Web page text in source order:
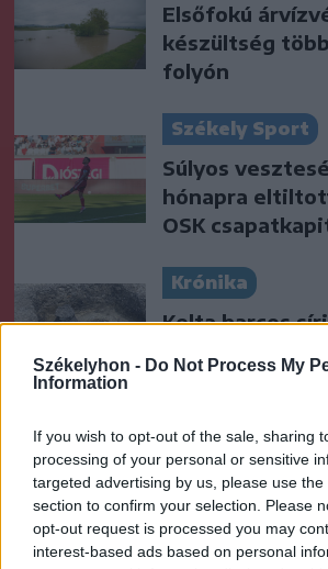
Székelyhon - Do Not Process My
Information
If you wish to opt-out of the sale, sharing
processing of your personal or sensitive
targeted advertising by us, please use
section to confirm your selection. Please
opt-out request is processed you may
interest-based ads based on personal
Elsőfokú
készültség
folyón
Székely Sport
Súlyos
hónapra
OSK
Krónika
Kelta harcos
bukkantak
Székely Sport
Stabil
céltudatos
készült a Farul